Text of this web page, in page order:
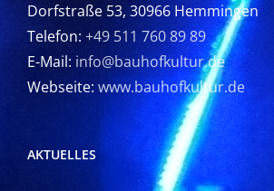
Dorfstraße 53, 30966 Hemmingen
Telefon: +49 511 760 89 89
E-Mail: info@bauhofkultur.de
Webseite: www.bauhofkultur.de
AKTUELLES